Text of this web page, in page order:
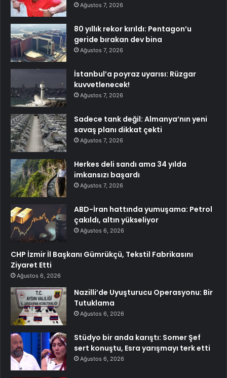
Ağustos 7, 2026
80 yıllık rekor kırıldı: Pentagon’u
geride bırakan dev bina
Ağustos 7, 2026
İstanbul’a poyraz uyarısı: Rüzgar
kuvvetlenecek!
Ağustos 7, 2026
Sadece tank değil: Almanya’nın yeni
savaş planı dikkat çekti
Ağustos 7, 2026
Herkes deli sandı ama 34 yılda
imkansızı başardı
Ağustos 7, 2026
ABD-İran hattında yumuşama: Petrol
çakıldı, altın yükseliyor
Ağustos 6, 2026
CHP İzmir İl Başkanı Gümrükçü, Tekstil Fabrikasını
Ziyaret Etti
Ağustos 6, 2026
Nazilli’de Uyuşturucu Operasyonu: Bir
Tutuklama
Ağustos 6, 2026
Stüdyo bir anda karıştı: Somer Şef
sert konuştu, Esra yarışmayı terk etti
Ağustos 6, 2026